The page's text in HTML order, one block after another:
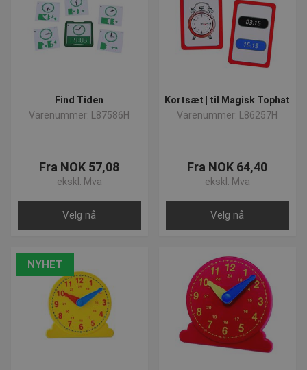
Find Tiden
Varenummer: L87586H
Fra NOK 57,08
ekskl. Mva
Velg nå
Kortsæt | til Magisk Tophat
Varenummer: L86257H
Fra NOK 64,40
ekskl. Mva
Velg nå
NYHET